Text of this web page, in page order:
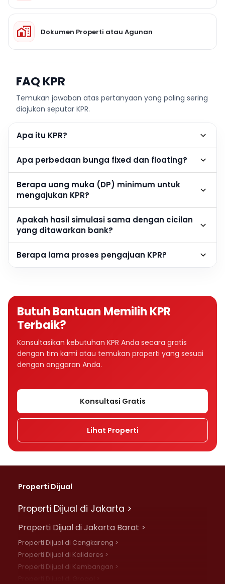
Dokumen Properti atau Agunan
FAQ KPR
Temukan jawaban atas pertanyaan yang paling sering
diajukan seputar KPR.
Apa itu KPR?
Apa perbedaan bunga fixed dan floating?
Berapa uang muka (DP) minimum untuk
mengajukan KPR?
Apakah hasil simulasi sama dengan cicilan
yang ditawarkan bank?
Berapa lama proses pengajuan KPR?
Butuh Bantuan Memilih KPR
Terbaik?
Konsultasikan kebutuhan KPR Anda secara gratis
dengan tim kami atau temukan properti yang sesuai
dengan anggaran Anda.
Konsultasi Gratis
Lihat Properti
Properti Dijual
Properti Dijual di Jakarta >
Properti Dijual di Jakarta Barat >
Properti Dijual di Cengkareng >
Properti Dijual di Kalideres >
Properti Dijual di Kembangan >